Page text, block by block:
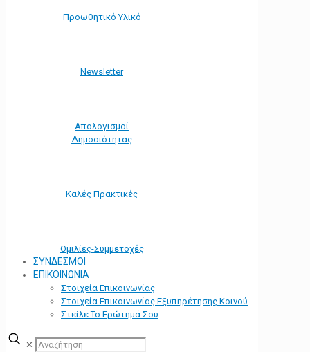
Προωθητικό Υλικό
Νewsletter
Απολογισμοί
Δημοσιότητας
Καλές Πρακτικές
Ομιλίες-Συμμετοχές
ΣΥΝΔΕΣΜΟΙ
ΕΠΙΚΟΙΝΩΝΙΑ
Στοιχεία Επικοινωνίας
Στοιχεία Επικοινωνίας Εξυπηρέτησης Κοινού
Στείλε Το Ερώτημά Σου
✕